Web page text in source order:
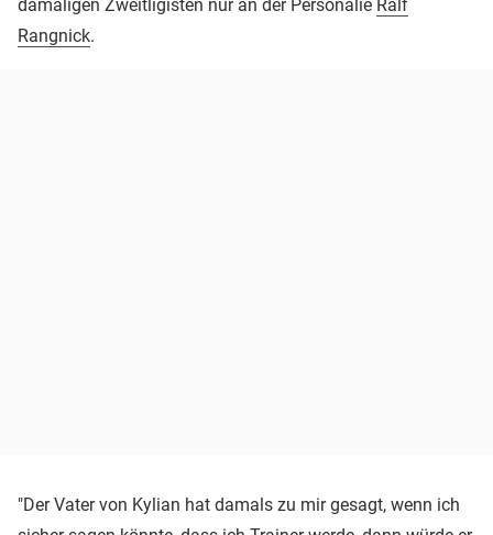
damaligen Zweitligisten nur an der Personalie Ralf
Rangnick.
"Der Vater von Kylian hat damals zu mir gesagt, wenn ich